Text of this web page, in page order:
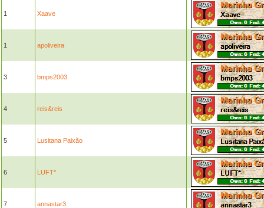
1 Xaave
1 apoliveira
3 bmps2003
4 reis&reis
5 Lusitana Paixão
6 LUFT*
7 annastar3